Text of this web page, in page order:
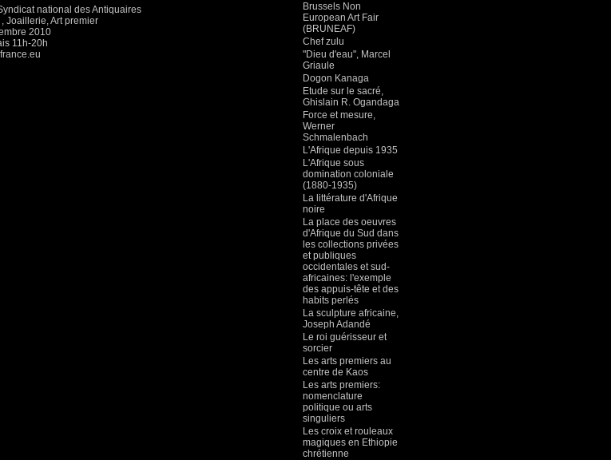
national des Antiquaires
Joaillerie, Art premier
2010
11h-20h
Brussels Non
European Art Fair
(BRUNEAF)
Chef zulu
"Dieu d'eau", Marcel
Griaule
Dogon Kanaga
Etude sur le sacré,
Ghislain R. Ogandaga
Force et mesure,
Werner
Schmalenbach
L'Afrique depuis 1935
L'Afrique sous
domination coloniale
(1880-1935)
La littérature d'Afrique
noire
La place des oeuvres
d'Afrique du Sud dans
les collections privées
et publiques
occidentales et sud-
africaines: l'exemple
des appuis-tête et des
habits perlés
La sculpture africaine,
Joseph Adandé
Le roi guérisseur et
sorcier
Les arts premiers au
centre de Kaos
Les arts premiers:
nomenclature
politique ou arts
singuliers
Les croix et rouleaux
magiques en Ethiopie
chrétienne